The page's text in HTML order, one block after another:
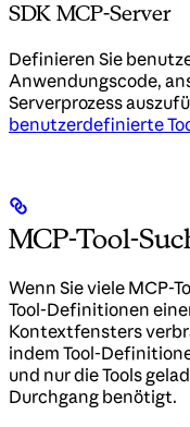
SDK MCP-Server
Definieren Sie
Anwendungscode,
Serverprozess
benutzerdefinierte
MCP-Tool-
Wenn Sie viele MCP-
Tool-Definitionen
Kontextfensters
indem Tool-
und nur die Tools
Durchgang benötigt.